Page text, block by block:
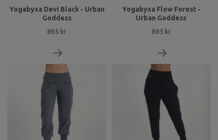
Yogabyxa Devi Black - Urban
Goddess
865 kr
Yogabyxa Flow Forest -
Urban Goddess
865 kr